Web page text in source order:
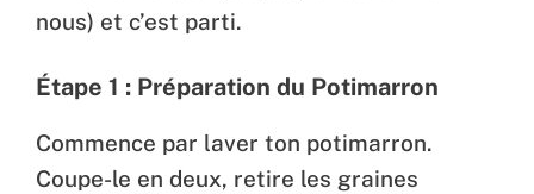
nous) et c’est parti.
Étape 1 : Préparation du Potimarron
Commence par laver ton potimarron.
Coupe-le en deux, retire les graines